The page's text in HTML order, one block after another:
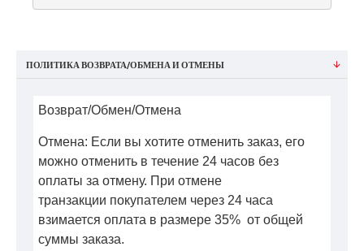
ПОЛИТИКА ВОЗВРАТА/ОБМЕНА И ОТМЕНЫ
Возврат/Обмен/Отмена
Отмена: Если вы хотите отменить заказ, его
можно отменить в течение 24 часов без
оплаты за отмену. При отмене
транзакции покупателем через 24 часа
взимается оплата в размере 35% от общей
суммы заказа.